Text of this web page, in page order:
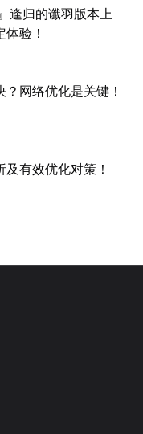
逢归的谶羽版本上
验！
网络优化是关键！
有效优化对策！